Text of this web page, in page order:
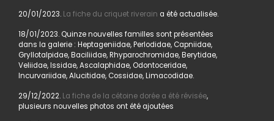
20/01/2023. La fiche du criquet riverain a été actualisée.
18/01/2023. Quinze nouvelles familles sont présentées
dans la galerie : Heptageniidae, Perlodidae, Capniidae,
Gryllotalpidae, Baciliidae, Rhyparochromidae, Berytidae,
Veliidae, Issidae, Ascalaphidae, Odontoceridae,
Incurvariidae, Alucitidae, Cossidae, Limacodidae.
29/12/2022. La fiche de la cétoine dorée a été révisée,
plusieurs nouvelles photos ont été ajoutées